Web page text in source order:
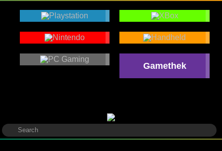
Gamethek